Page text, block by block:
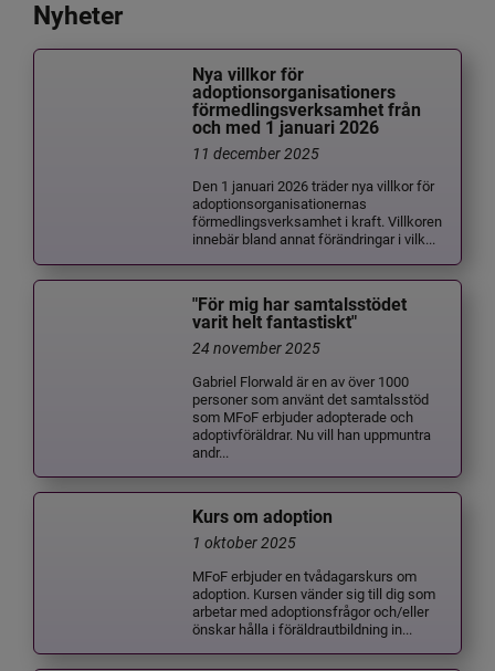
Nyheter
Nya villkor för
adoptionsorganisationers
förmedlingsverksamhet från
och med 1 januari 2026
11 december 2025
Den 1 januari 2026 träder nya villkor för
adoptionsorganisationernas
förmedlingsverksamhet i kraft. Villkoren
innebär bland annat förändringar i vilk...
"För mig har samtalsstödet
varit helt fantastiskt"
24 november 2025
Gabriel Florwald är en av över 1000
personer som använt det samtalsstöd
som MFoF erbjuder adopterade och
adoptivföräldrar. Nu vill han uppmuntra
andr...
Kurs om adoption
1 oktober 2025
MFoF erbjuder en tvådagarskurs om
adoption. Kursen vänder sig till dig som
arbetar med adoptionsfrågor och/eller
önskar hålla i föräldrautbildning in...